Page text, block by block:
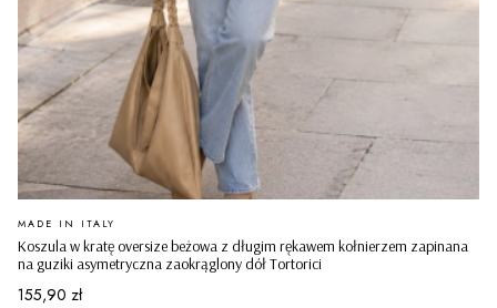
Koszula w kratę oversize beżowa z długim rękawem kołnierzem zapinana
na guziki asymetryczna zaokrąglony dół Tortorici
PRODUCENT
MADE IN ITALY
Cena
155,90 zł